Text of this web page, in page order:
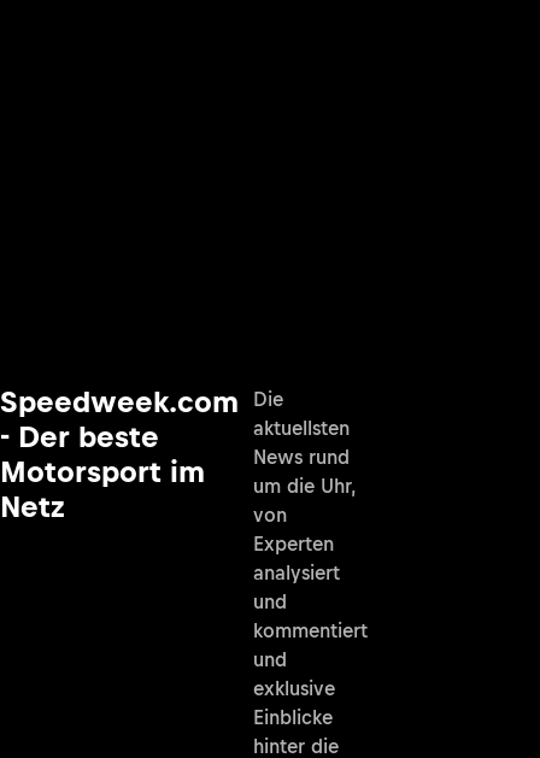
Speedweek.com
- Der beste
Motorsport im
Netz
Die
aktuellsten
News rund
um die Uhr,
von
Experten
analysiert
und
kommentiert
und
exklusive
Einblicke
hinter die